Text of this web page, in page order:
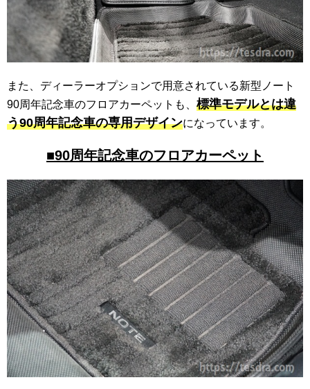
また、ディーラーオプションで用意されている新型ノート
90周年記念車のフロアカーペットも、 標準モデルとは違
う90周年記念車の専用デザインになっています。
■90周年記念車のフロアカーペット